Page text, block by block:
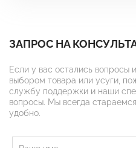
ЗАПРОС НА
Если у вас остались вопросы
выбором товара или усуги,
службу поддержки и наши
вопросы. Мы всегда
удобно.